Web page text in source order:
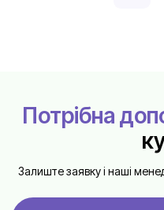
Потрібна
Залиште заявку і наші